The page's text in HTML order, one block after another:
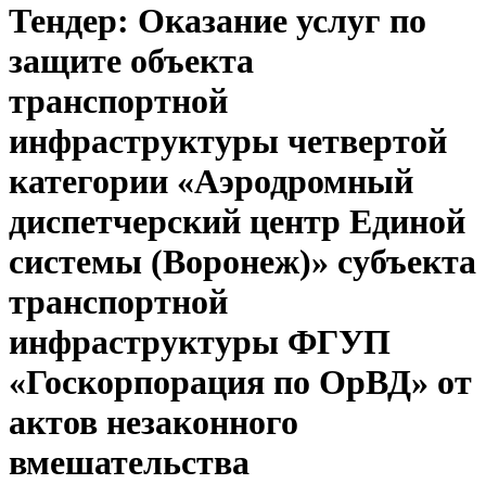
Тендер: Оказание услуг по
защите объекта
транспортной
инфраструктуры четвертой
категории «Аэродромный
диспетчерский центр Единой
системы (Воронеж)» субъекта
транспортной
инфраструктуры ФГУП
«Госкорпорация по ОрВД» от
актов незаконного
вмешательства